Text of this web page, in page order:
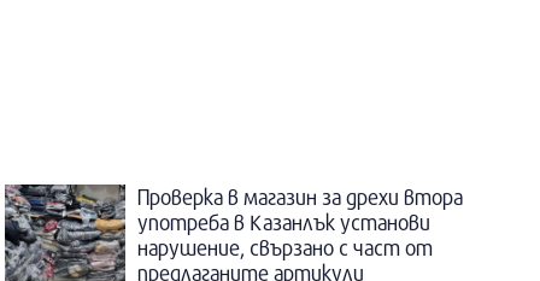
Проверка в магазин за дрехи втора
употреба в Казанлък установи
нарушение, свързано с част от
предлаганите артикули